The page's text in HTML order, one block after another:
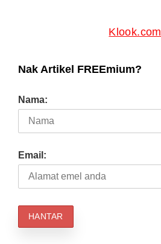
Klook.com
Nak Artikel FREEmium?
Nama:
Email: